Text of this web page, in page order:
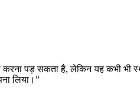
पड़ सकता है, लेकिन यह कभी भी
लिया।”